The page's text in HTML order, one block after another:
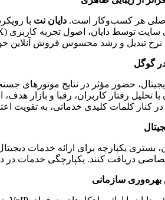
اصلی هر کسب‌وکار است. دایان نت با
نرخ تبدیل و رشد محسوس فروش آنلاین
گوگل
حضور مؤثر در نتایج موتورهای
با تحلیل رفتار کاربران، رقبا و
در کنار کلمات کلیدی خدماتی، به تقویت
دریافت کنند. یکپارچگی خدمات
بهره‌وری سازمانی